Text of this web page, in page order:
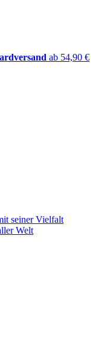
ab 54,90 €
seiner Vielfalt
Welt